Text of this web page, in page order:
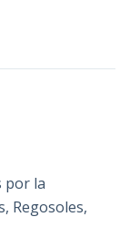
por la
Regosoles,